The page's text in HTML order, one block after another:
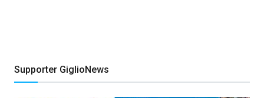
Supporter GiglioNews